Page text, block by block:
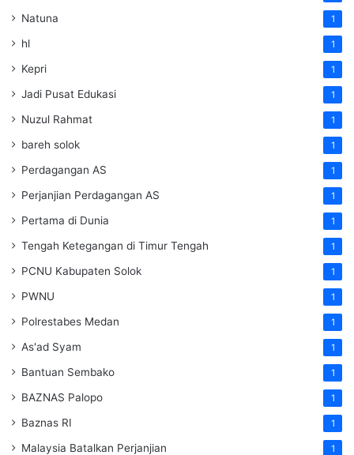
Natuna 1
hl 1
Kepri 1
Jadi Pusat Edukasi 1
Nuzul Rahmat 1
bareh solok 1
Perdagangan AS 1
Perjanjian Perdagangan AS 1
Pertama di Dunia 1
Tengah Ketegangan di Timur Tengah 1
PCNU Kabupaten Solok 1
PWNU 1
Polrestabes Medan 1
As'ad Syam 1
Bantuan Sembako 1
BAZNAS Palopo 1
Baznas RI 1
Malaysia Batalkan Perjanjian 1